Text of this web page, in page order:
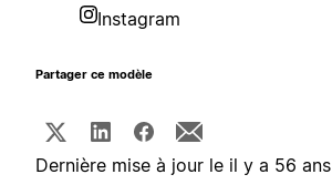
Instagram
Partager ce modèle
Dernière mise à jour le il y a 56 ans